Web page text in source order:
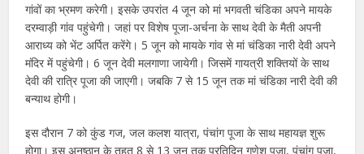
गांवों का भ्रमण करेगी। इसके उपरांत 4 जून को मां भगवती चंडिका अपने मायके
दरम्वाड़ी गांव पहुंचेगी। जहां पर विशेष पूजा-अर्चना के साथ देवी के मैती अपनी
आराध्य को भेंट अर्पित करेंगे। 5 जून को मायके गांव से मां चंडिका नारी देवी अपने
मंदिर में पहुंचेगी। 6 जून देवी मलगाणा जायेगी। जिसमें गायत्री श​क्तियों के साथ
देवी की रात्रि पूजा की जाएगी। जबकि 7 से 15 जून तक मां चंडिका नारी देवी की
बन्याथ होगी।
इस दौरान 7 को कुंड गज, जल कलश यात्रा, पंचांग पूजा के साथ महायज्ञ शुरू
होगा। इस अनुष्ठान के तहत 8 से 13 जून तक प्रतिदिन गणेश पूजा, पंचांग पूजा,